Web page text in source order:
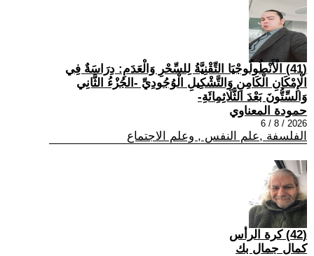
(41) الْأَنْطُولُوجْيَا التِّقْنِيَّةُ لِلسِّحْرِ وَالْعَدَمِ: دِرَاسَةٌ فِي
الْإِمْكَانِ الْكَامِنِ وَالتَّشْكِيلِ الْوُجُودِيِّ -الجُزْءُ الثَّانِي
وَالسِّتُّونَ بَعْدَ الثَّلَاثِمِائَةِ-
حمودة المعناوي
2026 / 8 / 6
الفلسفة ,علم النفس , وعلم الاجتماع
(42) كرة الرأس
كمال جمال بك